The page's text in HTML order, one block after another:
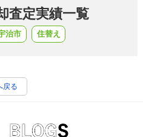
査定実績一覧
治市 住替え
戻る